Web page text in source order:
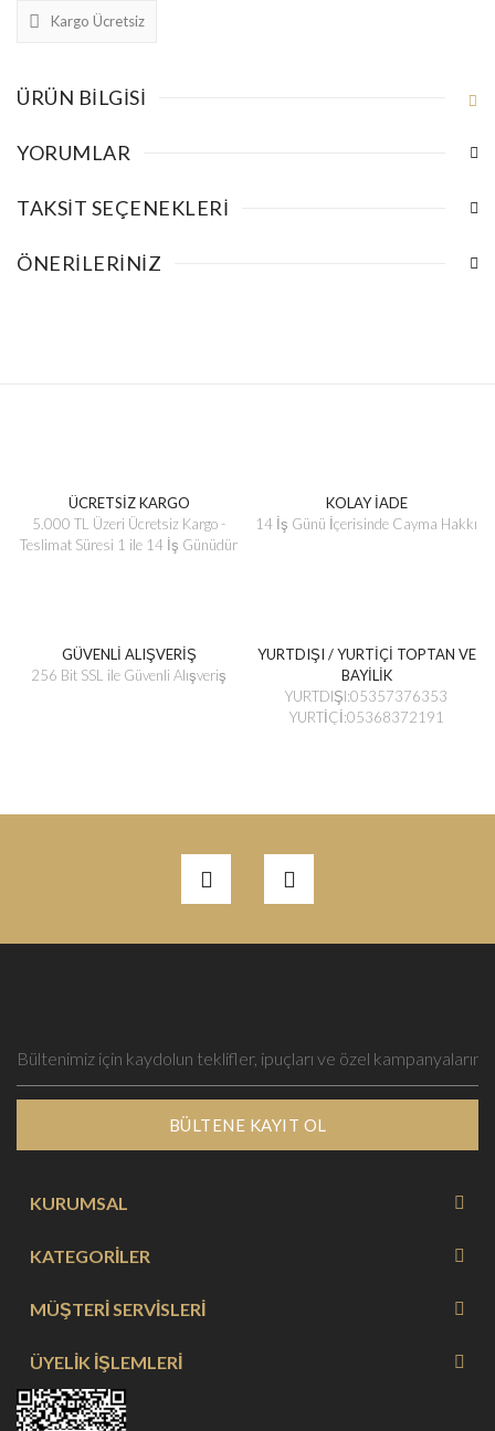
Kargo Ücretsiz
ÜRÜN BILGISI
YORUMLAR
TAKSIT SEÇENEKLERI
ÖNERILERINIZ
ÜCRETSİZ KARGO
5.000 TL Üzeri Ücretsiz Kargo -
Teslimat Süresi 1 ile 14 İş Günüdür
KOLAY İADE
14 İş Günü İçerisinde Cayma Hakkı
GÜVENLİ ALIŞVERİŞ
256 Bit SSL ile Güvenli Alışveriş
YURTDIŞI / YURTİÇİ TOPTAN VE
BAYİLİK
YURTDIŞI:05357376353
YURTİÇİ:05368372191
BÜLTENE KAYIT OL
KURUMSAL
KATEGORİLER
MÜŞTERİ SERVİSLERİ
ÜYELİK İŞLEMLERİ